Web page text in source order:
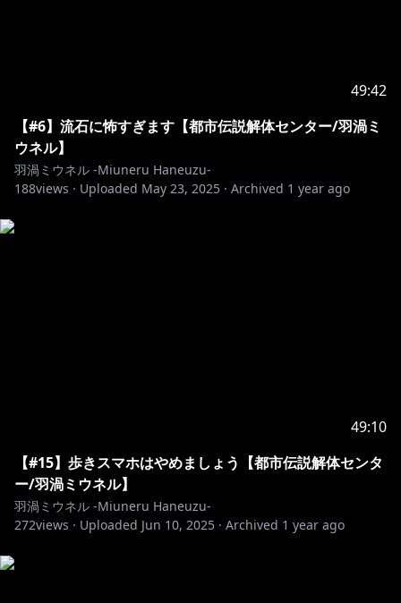
49:42
【#6】流石に怖すぎます【都市伝説解体センター/羽渦ミ
ウネル】
羽渦ミウネル -Miuneru Haneuzu-
188views · Uploaded May 23, 2025 · Archived 1 year ago
49:10
【#15】歩きスマホはやめましょう【都市伝説解体センタ
ー/羽渦ミウネル】
羽渦ミウネル -Miuneru Haneuzu-
272views · Uploaded Jun 10, 2025 · Archived 1 year ago